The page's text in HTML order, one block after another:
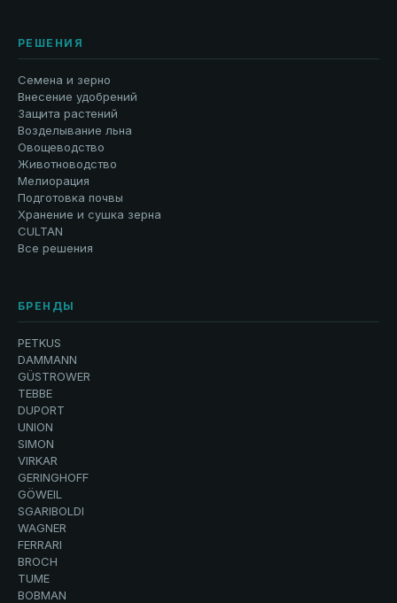
РЕШЕНИЯ
Семена и зерно
Внесение удобрений
Защита растений
Возделывание льна
Овощеводство
Животноводство
Мелиорация
Подготовка почвы
Хранение и сушка зерна
CULTAN
Все решения
БРЕНДЫ
PETKUS
DAMMANN
GÜSTROWER
TEBBE
DUPORT
UNION
SIMON
VIRKAR
GERINGHOFF
GÖWEIL
SGARIBOLDI
WAGNER
FERRARI
BROCH
TUME
BOBMAN